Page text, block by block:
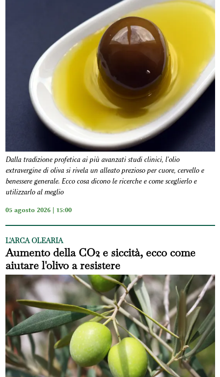
Dalla tradizione profetica ai più avanzati studi clinici, l'olio
extravergine di oliva si rivela un alleato prezioso per cuore, cervello e
benessere generale. Ecco cosa dicono le ricerche e come sceglierlo e
utilizzarlo al meglio
05 agosto 2026 | 15:00
L'ARCA OLEARIA
Aumento della CO2 e siccità, ecco come
aiutare l'olivo a resistere